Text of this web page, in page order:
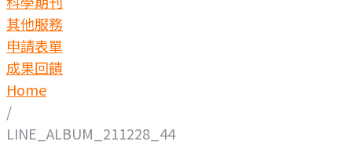
其他服務
申請表單
成果回饋
Home
/
LINE_ALBUM_211228_44